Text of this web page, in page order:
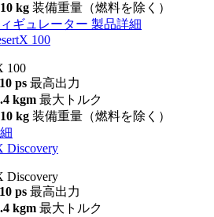
kg 装備重量（燃料を除く）
ギュレーター 製品詳細
100
100
ps 最高出力
kgm 最大トルク
kg 装備重量（燃料を除く）
Discovery
Discovery
ps 最高出力
kgm 最大トルク